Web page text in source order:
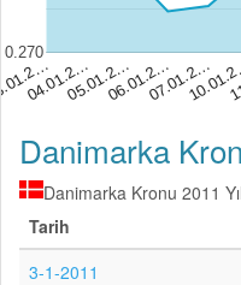
03.01.2…04.01.2…05.01.2…06.01.2…07.01.2…
0.270
Danimarka
Danimarka Kronu 2011
Tarih
3-1-2011